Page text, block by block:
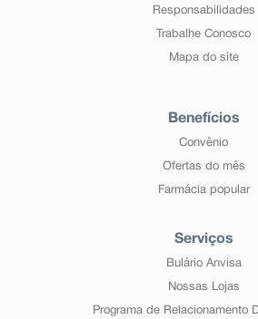
Responsabilidades
Trabalhe Conosco
Mapa do site
Benefícios
Convênio
Ofertas do mês
Farmácia popular
Serviços
Bulário Anvisa
Nossas Lojas
Programa de Relacionamento